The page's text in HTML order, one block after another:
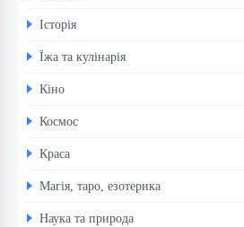
Історія
Їжа та кулінарія
Кіно
Космос
Краса
Магія, таро, езотерика
Наука та природа